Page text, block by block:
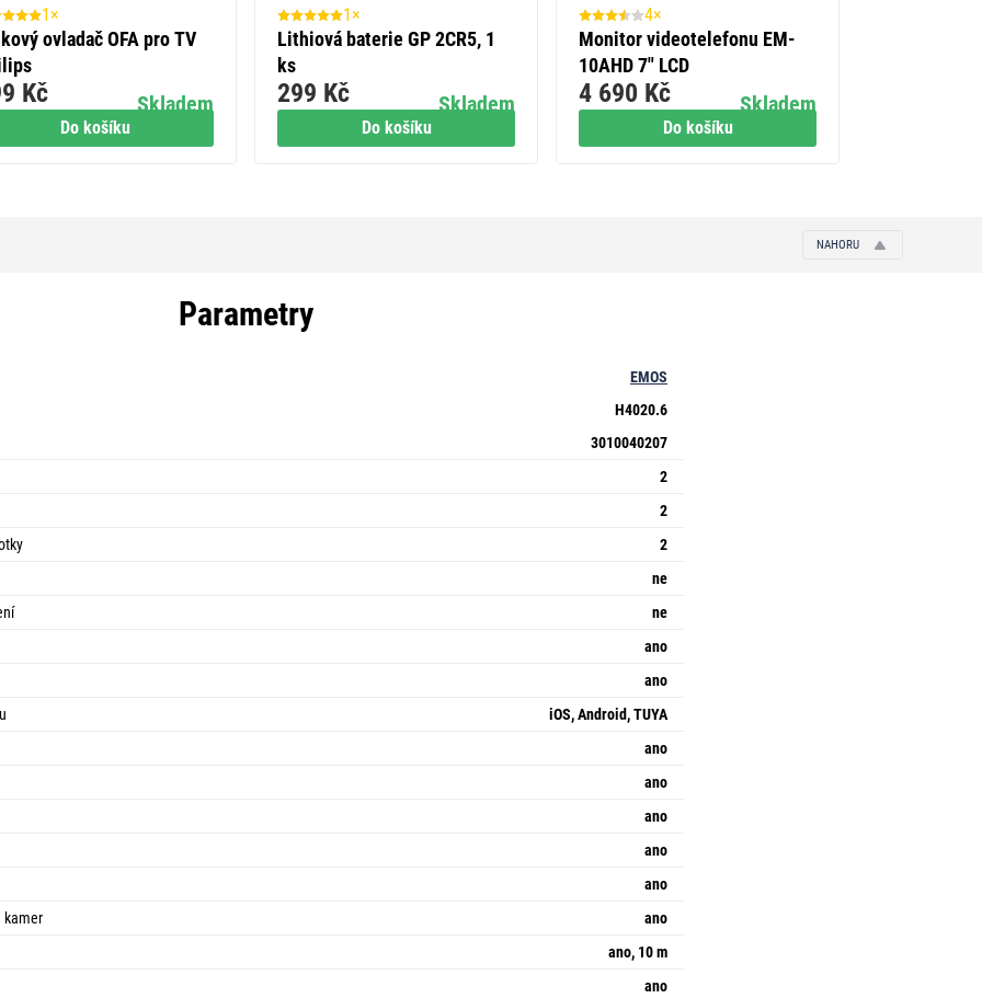
Do košíku
1×
ovladač OFA pro TV
Skladem
Kč
Do košíku
1×
Lithiová baterie GP 2CR5, 1
ks
Skladem
299 Kč
Do košíku
4×
Monitor videotelefonu EM-
10AHD 7" LCD
Skladem
4 690 Kč
NAHORU
Parametry
EMOS
H4020.6
3010040207
2
2
2
ne
ne
ano
ano
iOS, Android, TUYA
ano
ano
ano
ano
ano
kamer
ano
ano, 10 m
ano